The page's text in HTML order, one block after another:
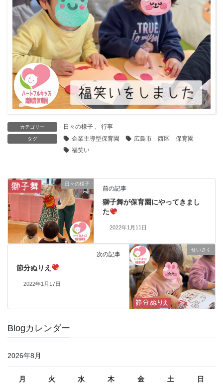
カテゴリー 日々の様子 、 行事
タグ 企業主導型保育園
広島市 西区 保育園
福笑い
日々の様子
前の記事
獅子舞が保育園にやってきまし
た
2022年1月11日
せいさく
次の記事
節分ぬりえ
2022年1月17日
Blogカレンダー
2026年8月
月 火 水 木 金 土 日